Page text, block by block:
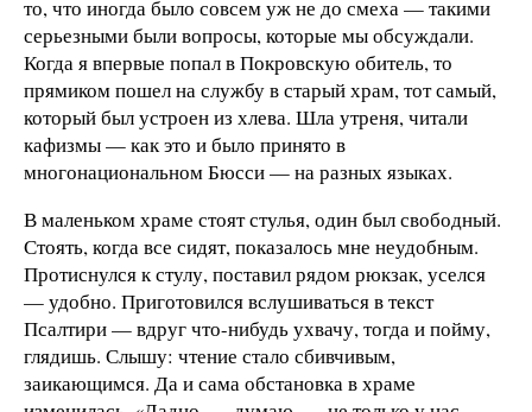
то, что иногда было совсем уж не до смеха — такими
серьезными были вопросы, которые мы обсуждали.
Когда я впервые попал в Покровскую обитель, то
прямиком пошел на службу в старый храм, тот самый,
который был устроен из хлева. Шла утреня, читали
кафизмы — как это и было принято в
многонациональном Бюсси — на разных языках.
В маленьком храме стоят стулья, один был свободный.
Стоять, когда все сидят, показалось мне неудобным.
Протиснулся к стулу, поставил рядом рюкзак, уселся
— удобно. Приготовился вслушиваться в текст
Псалтири — вдруг что-нибудь ухвачу, тогда и пойму,
глядишь. Слышу: чтение стало сбивчивым,
заикающимся. Да и сама обстановка в храме